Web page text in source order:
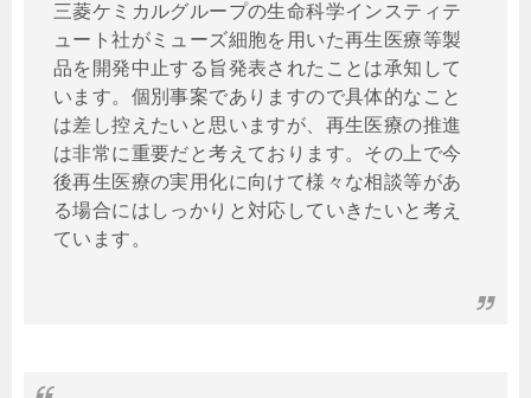
三菱ケミカルグループの生命科学インスティテ
ュート社がミューズ細胞を用いた再生医療等製
品を開発中止する旨発表されたことは承知して
います。個別事案でありますので具体的なこと
は差し控えたいと思いますが、再生医療の推進
は非常に重要だと考えております。その上で今
後再生医療の実用化に向けて様々な相談等があ
る場合にはしっかりと対応していきたいと考え
ています。